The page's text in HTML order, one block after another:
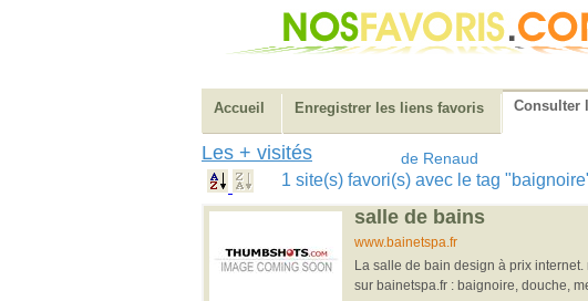
Accueil Enregistrer les liens favoris Consulter
Les + visités de Renaud
1 site(s) favori(s) avec le tag
salle de bains
www.bainetspa.fr
La salle de bain design à prix
sur bainetspa.fr : baignoire, douche,